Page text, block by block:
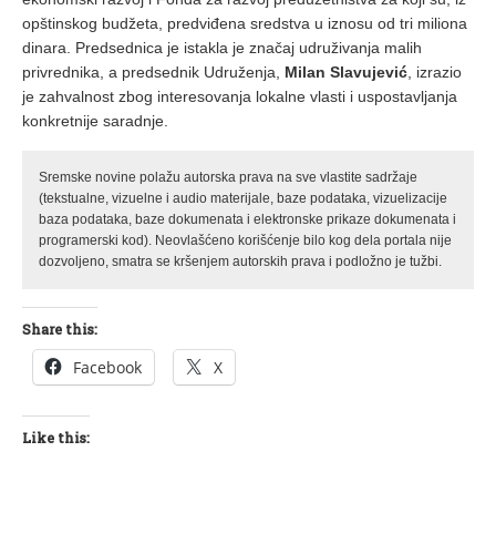
opštinskog budžeta, predviđena sredstva u iznosu od tri miliona
dinara. Predsednica je istakla je značaj udruživanja malih
privrednika, a predsednik Udruženja, Milan Slavujević , izrazio
je zahvalnost zbog interesovanja lokalne vlasti i uspostavljanja
konkretnije saradnje.
Sremske novine polažu autorska prava na sve vlastite sadržaje
(tekstualne, vizuelne i audio materijale, baze podataka, vizuelizacije
baza podataka, baze dokumenata i elektronske prikaze dokumenata i
programerski kod). Neovlašćeno korišćenje bilo kog dela portala nije
dozvoljeno, smatra se kršenjem autorskih prava i podložno je tužbi.
Share this:
Facebook X
Like this: